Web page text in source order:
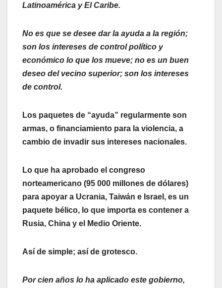
Latinoamérica y El Caribe.
No es que se desee dar la ayuda a la región;
son los intereses de control político y
económico lo que los mueve; no es un buen
deseo del vecino superior; son los intereses
de control.
Los paquetes de “ayuda” regularmente son
armas, o financiamiento para la violencia, a
cambio de invadir sus intereses nacionales.
Lo que ha aprobado el congreso
norteamericano (95 000 millones de dólares)
para apoyar a Ucrania, Taiwán e Israel, es un
paquete bélico, lo que importa es contener a
Rusia, China y el Medio Oriente.
Así de simple; así de grotesco.
Por cien años lo ha aplicado este gobierno,